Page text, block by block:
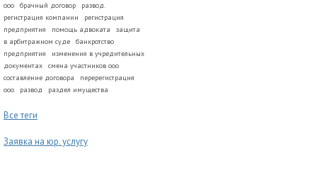
ооо
брачный договор
развод.
регистрация компании
регистрация
предприятия
помощь адвоката
защита
в арбитражном суде
банкротство
предприятия
изменения в учредительных
документах
смена участников ооо
составление договора
перерегистрация
ооо
развод раздел имущества
Все теги
Заявка на юр. услугу